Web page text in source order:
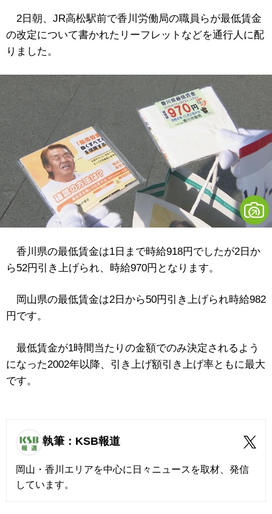
2日朝、JR高松駅前で香川労働局の職員らが最低賃金
の改定について書かれたリーフレットなどを通行人に配
りました。
香川県の最低賃金は1日まで時給918円でしたが2日か
ら52円引き上げられ、時給970円となります。
岡山県の最低賃金は2日から50円引き上げられ時給982
円です。
最低賃金が1時間当たりの金額でのみ決定されるよう
になった2002年以降、引き上げ額引き上げ率ともに最大
です。
執筆：KSB報道
岡山・香川エリアを中心に日々ニュースを取材、発信
しています。